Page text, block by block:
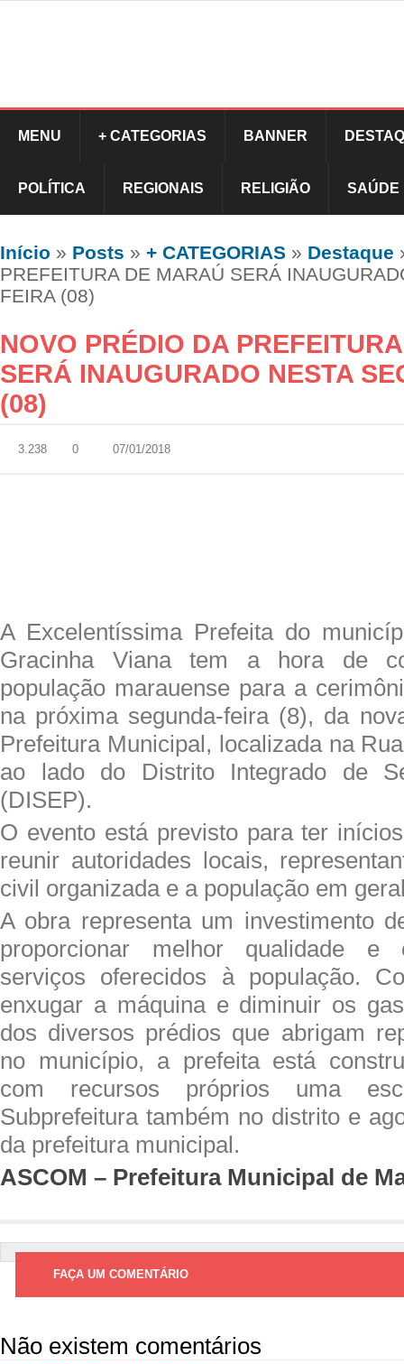
MENU + CATEGORIAS BANNER
POLÍTICA REGIONAIS RELIGIÃO SAÚDE
Início » Posts » + CATEGORIAS » Destaque
PREFEITURA DE MARAÚ SERÁ
FEIRA (08)
NOVO PRÉDIO DA
SERÁ INAUGURADO NESTA
(08)
3.238 0 07/01/2018
A Excelentíssima Prefeita do
Gracinha Viana tem a hora de
população marauense para a
na próxima segunda-feira (8), da
Prefeitura Municipal, localizada na
ao lado do Distrito Integrado de
(DISEP).
O evento está previsto para ter
reunir autoridades locais,
civil organizada e a população em
A obra representa um investimento
proporcionar melhor qualidade e
serviços oferecidos à população.
enxugar a máquina e diminuir os
dos diversos prédios que abrigam
no município, a prefeita está
com recursos próprios uma
Subprefeitura também no distrito e
da prefeitura municipal.
ASCOM – Prefeitura Municipal de
FAÇA UM COMENTÁRIO
Não existem comentários